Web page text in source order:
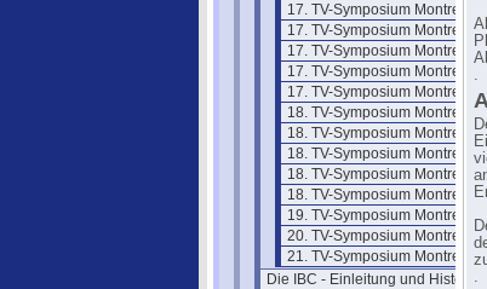
17. TV-Symposium Montreux
17. TV-Symposium Montreux
17. TV-Symposium Montreux
17. TV-Symposium Montreux
17. TV-Symposium Montreux
18. TV-Symposium Montreux
18. TV-Symposium Montreux
18. TV-Symposium Montreux
18. TV-Symposium Montreux
18. TV-Symposium Montreux
19. TV-Symposium Montreux
20. TV-Symposium Montreux
21. TV-Symposium Montreux
Die IBC - Einleitung und Historie
.
.